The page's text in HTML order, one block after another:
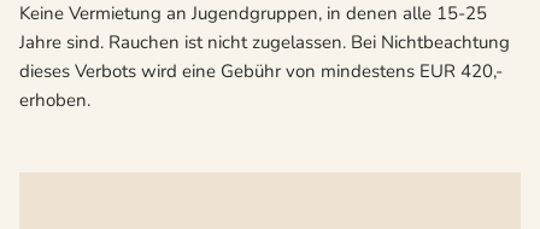
Keine Vermietung an Jugendgruppen, in denen alle 15-25
Jahre sind. Rauchen ist nicht zugelassen. Bei Nichtbeachtung
dieses Verbots wird eine Gebühr von mindestens EUR 420,-
erhoben.